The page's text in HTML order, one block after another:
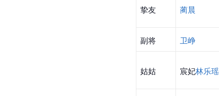
挚友 蔺晨
副将 卫峥
姑姑 宸妃林乐瑶